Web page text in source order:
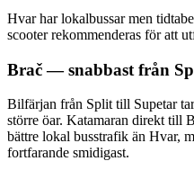
Hvar har lokalbussar men
scooter rekommenderas för att
Brač — snabbast från
Bilfärjan från Split till Supetar
större öar. Katamaran direkt till
bättre lokal busstrafik än Hvar,
fortfarande smidigast.